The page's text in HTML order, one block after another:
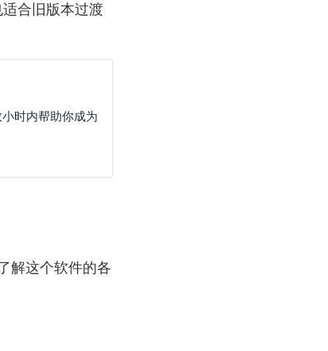
合旧版本过渡
时内帮助你成为
解这个软件的各